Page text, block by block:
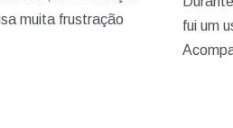
muita frustração
fui um